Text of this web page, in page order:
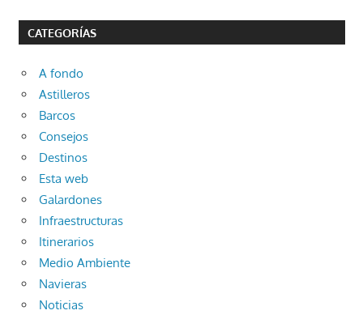
CATEGORÍAS
A fondo
Astilleros
Barcos
Consejos
Destinos
Esta web
Galardones
Infraestructuras
Itinerarios
Medio Ambiente
Navieras
Noticias